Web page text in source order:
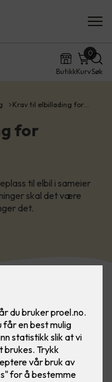
ButikkKurv
0
Søk
Krav til elbillading for…
for
til elbil i sameier
skal det være
det.